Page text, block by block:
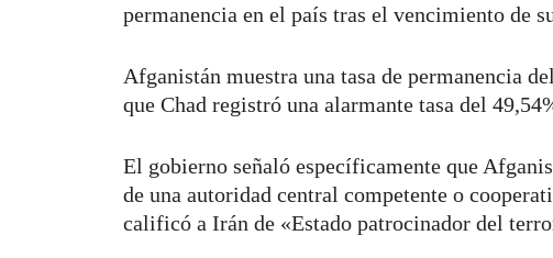
permanencia en el país tras el vencimiento de
Afganistán muestra una tasa de permanencia
que Chad registró una alarmante tasa del
El gobierno señaló específicamente que
de una autoridad central competente o
calificó a Irán de «Estado patrocinador del